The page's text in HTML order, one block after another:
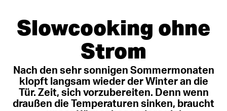
Slowcooking ohne
Strom
Nach den sehr sonnigen Sommermonaten
klopft langsam wieder der Winter an die
Tür. Zeit, sich vorzubereiten. Denn wenn
draußen die Temperaturen sinken, braucht